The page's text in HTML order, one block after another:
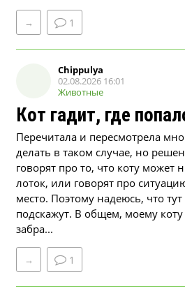
→ 1
Chippulya
02.08.2026 16:01
Животные
Кот гадит, где
Перечитала и пересмотрела
делать в таком случае, но
говорят про то, что коту может
лоток, или говорят про
место. Поэтому надеюсь, что
подскажут. В общем, моему
забра...
→ 1